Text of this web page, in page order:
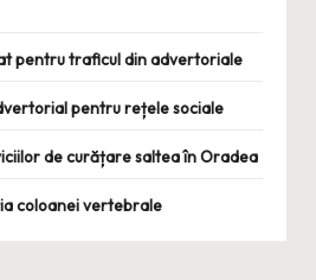
pentru traficul din advertoriale
pentru rețele sociale
de curățare saltea în Oradea
coloanei vertebrale